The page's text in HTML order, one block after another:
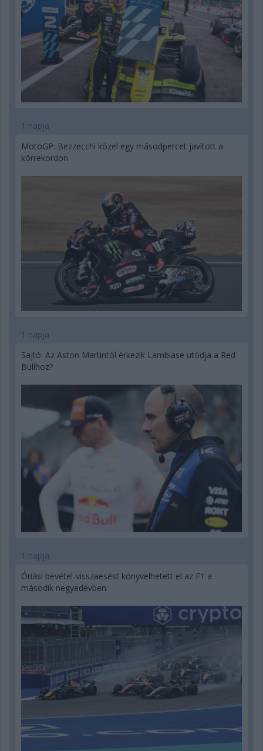
1 napja
MotoGP: Bezzecchi közel egy másodpercet javított a
körrekordon
1 napja
Sajtó: Az Aston Martintól érkezik Lambiase utódja a Red
Bullhoz?
1 napja
Óriási bevétel-visszaesést könyvelhetett el az F1 a
második negyedévben